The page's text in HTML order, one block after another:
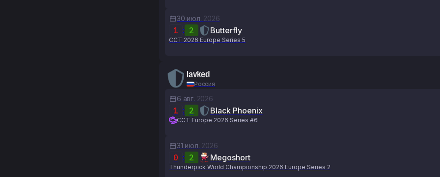
30 июл. 2026
1 : 2 Butterfly
CCT 2026 Europe Series 5
lavked
Россия
6 авг. 2026
1 : 2 Black Phoenix
CCT Europe 2026 Series #6
31 июл. 2026
0 : 2 Megoshort
Thunderpick World Championship 2026 Europe Series 2